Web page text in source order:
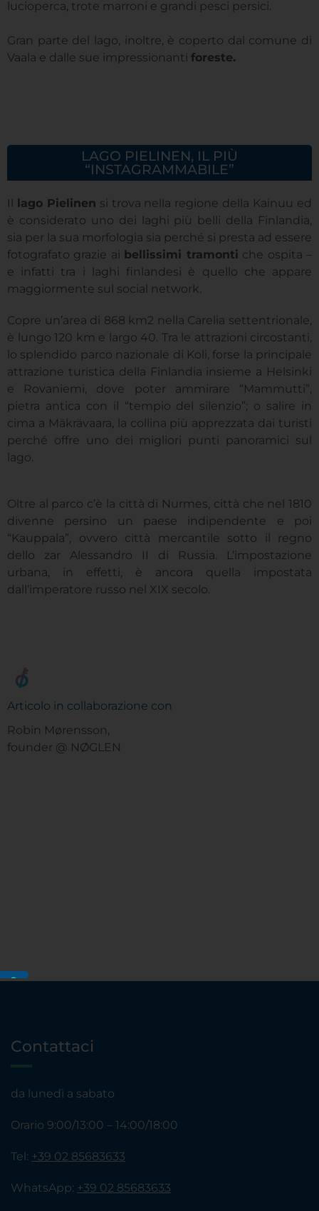
lucioperca, trote marroni e grandi pesci persici.
Gran parte del lago, inoltre, è coperto dal comune di
Vaala e dalle sue impressionanti foreste.
LAGO PIELINEN, IL PIÙ
“INSTAGRAMMABILE”
Il lago Pielinen si trova nella regione della Kainuu ed
è considerato uno dei laghi più belli della Finlandia,
sia per la sua morfologia sia perché si presta ad essere
fotografato grazie ai bellissimi tramonti che ospita –
e infatti tra i laghi finlandesi è quello che appare
maggiormente sul social network.
Copre un’area di 868 km2 nella Carelia settentrionale,
è lungo 120 km e largo 40. Tra le attrazioni circostanti,
lo splendido parco nazionale di Koli, forse la principale
attrazione turistica della Finlandia insieme a Helsinki
e Rovaniemi, dove poter ammirare “Mammutti”,
pietra antica con il “tempio del silenzio”; o salire in
cima a Mäkrävaara, la collina più apprezzata dai turisti
perché offre uno dei migliori punti panoramici sul
lago.
Oltre al parco c’è la città di Nurmes, città che nel 1810
divenne persino un paese indipendente e poi
“Kauppala”, ovvero città mercantile sotto il regno
dello zar Alessandro II di Russia. L’impostazione
urbana, in effetti, è ancora quella impostata
dall’imperatore russo nel XIX secolo.
Articolo in collaborazione con
Robin Mørensson,
founder @ NØGLEN
Contattaci
da lunedì a sabato
Orario 9:00/13:00 – 14:00/18:00
Tel: +39 02 85683633
WhatsApp: +39 02 85683633